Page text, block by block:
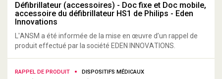
Défibrillateur (accessoires) - Doc fixe et Doc mobile,
accessoire du défibrillateur HS1 de Philips - Eden
Innovations
L'ANSM a été informée de la mise en œuvre d’un rappel de
produit effectué par la société EDEN INNOVATIONS.
RAPPEL DE PRODUIT
DISPOSITIFS MÉDICAUX